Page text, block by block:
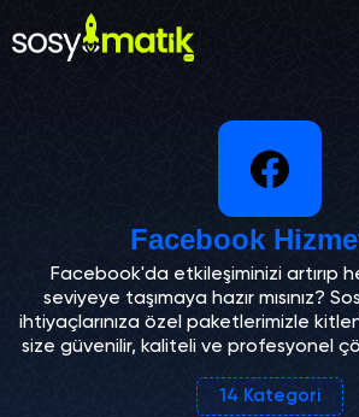
Facebook
Facebook'da etkileşiminizi artırıp
seviyeye taşımaya hazır mısınız?
ihtiyaçlarınıza özel paketlerimizle
size güvenilir, kaliteli ve profesyonel
14 Kategori